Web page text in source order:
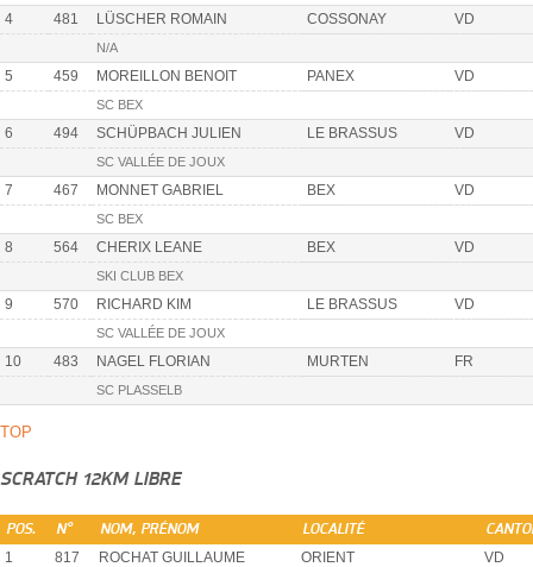
4 481 LÜSCHER ROMAIN COSSONAY VD
N/A
5 459 MOREILLON BENOIT PANEX VD
SC BEX
6 494 SCHÜPBACH JULIEN LE BRASSUS VD
SC VALLÉE DE JOUX
7 467 MONNET GABRIEL BEX VD
SC BEX
8 564 CHERIX LEANE BEX VD
SKI CLUB BEX
9 570 RICHARD KIM LE BRASSUS VD
SC VALLÉE DE JOUX
10 483 NAGEL FLORIAN MURTEN FR
SC PLASSELB
TOP
SCRATCH 12KM LIBRE
POS. N° NOM, PRÉNOM LOCALITÉ
1 817 ROCHAT GUILLAUME ORIENT VD